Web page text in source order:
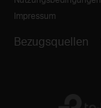
Impressum
Bezugsquellen